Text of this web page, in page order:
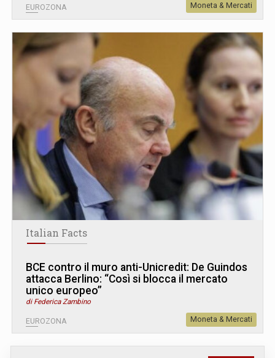
EUROZONA Moneta & Mercati
Italian Facts
BCE contro il muro anti-Unicredit: De Guindos
attacca Berlino: “Così si blocca il mercato
unico europeo”
di Federica Zambino
EUROZONA Moneta & Mercati